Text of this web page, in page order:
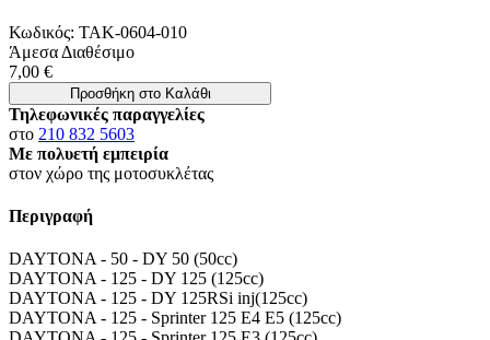
Κωδικός: ΤΑΚ-0604-010
Άμεσα Διαθέσιμο
7,00 €
Προσθήκη στο Καλάθι
Τηλεφωνικές παραγγελίες
στο 210 832 5603
Με πολυετή εμπειρία
στον χώρο της μοτοσυκλέτας
Περιγραφή
DAYTONA - 50 - DY 50 (50cc)
DAYTONA - 125 - DY 125 (125cc)
DAYTONA - 125 - DY 125RSi inj(125cc)
DAYTONA - 125 - Sprinter 125 E4 E5 (125cc)